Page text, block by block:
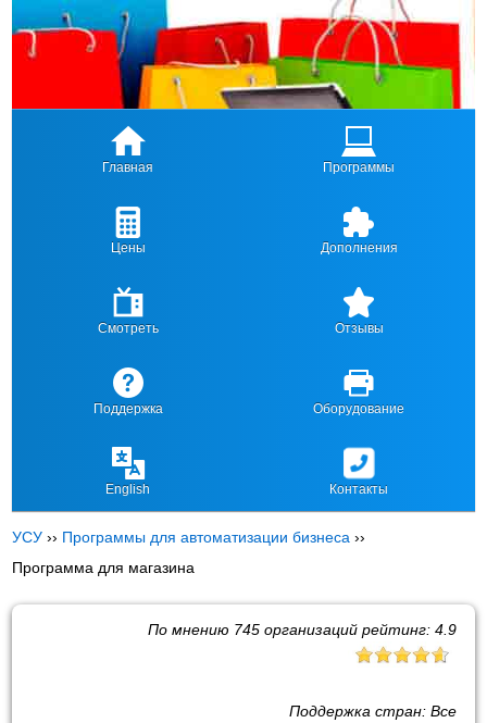
Главная Программы
Цены Дополнения
Смотреть Отзывы
Поддержка Оборудование
English Контакты
УСУ ›› Программы для автоматизации бизнеса ››
Программа для магазина
По мнению 745организаций рейтинг: 4.9
Поддержка стран: Все